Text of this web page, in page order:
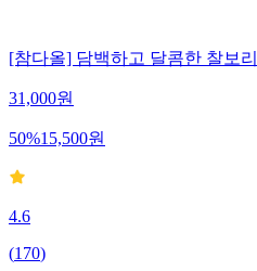
[참다올] 담백하고 달콤한 찰보
31,000원
50%15,500원
4.6
(170)